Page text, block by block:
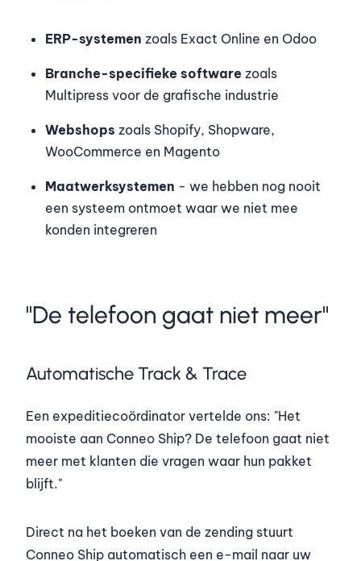
ERP-systemen zoals Exact Online en Odoo
Branche-specifieke software zoals
Multipress voor de grafische industrie
Webshops zoals Shopify, Shopware,
WooCommerce en Magento
Maatwerksystemen - we hebben nog nooit
een systeem ontmoet waar we niet mee
konden integreren
"De telefoon gaat niet meer"
Automatische Track & Trace
Een expeditiecoördinator vertelde ons: "Het
mooiste aan Conneo Ship? De telefoon gaat niet
meer met klanten die vragen waar hun pakket
blijft."
Direct na het boeken van de zending stuurt
Conneo Ship automatisch een e-mail naar uw